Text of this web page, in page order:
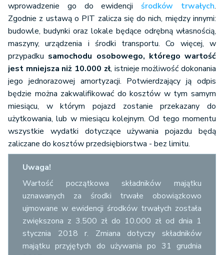
wprowadzenie go do ewidencji środków trwałych.
Zgodnie z ustawą o PIT zalicza się do nich, między innymi:
budowle, budynki oraz lokale będące odrębną własnością,
maszyny, urządzenia i środki transportu. Co więcej, w
przypadku samochodu osobowego, którego wartość
jest mniejsza niż 10.000 zł, istnieje możliwość dokonania
jego jednorazowej amortyzacji. Potwierdzający ją odpis
będzie można zakwalifikować do kosztów w tym samym
miesiącu, w którym pojazd zostanie przekazany do
użytkowania, lub w miesiącu kolejnym. Od tego momentu
wszystkie wydatki dotyczące używania pojazdu będą
zaliczane do kosztów przedsiębiorstwa - bez limitu.
Uwaga!
Wartość początkowa składników majątku
uznawanych za środki trwałe obowiązkowo
ujmowane w ewidencji środków trwałych została
zwiększona z 3.500 zł do 10.000 zł od dnia 1
stycznia 2018 r. Zmiana dotyczy składników
majątku przyjętych do używania po 31 grudnia